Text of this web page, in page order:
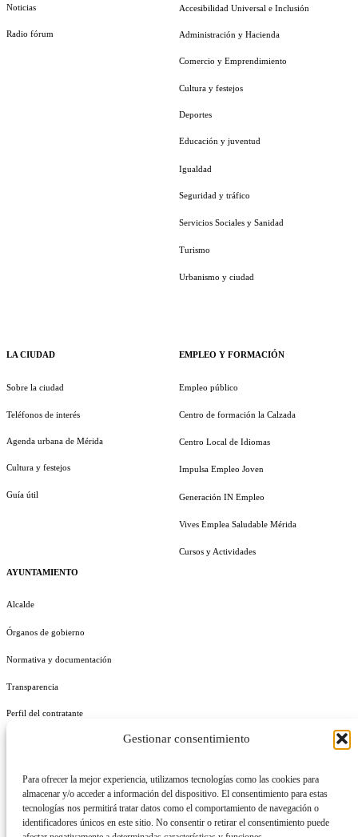
Gestionar consentimiento
Para ofrecer la mejor experiencia, utilizamos tecnologías como las cookies para
almacenar y/o acceder a información del dispositivo. El consentimiento para estas
tecnologías nos permitirá tratar datos como el comportamiento de navegación o
identificadores únicos en este sitio. No consentir o retirar el consentimiento puede
Noticias
Radio fórum
LA CIUDAD
Sobre la ciudad
Teléfonos de interés
Agenda urbana de Mérida
Cultura y festejos
Guía útil
AYUNTAMIENTO
Alcalde
Órganos de gobierno
Normativa y documentación
Transparencia
Perfil del contratante
Accesibilidad Universal e Inclusión
Administración y Hacienda
Comercio y Emprendimiento
Cultura y festejos
Deportes
Educación y juventud
Igualdad
Seguridad y tráfico
Servicios Sociales y Sanidad
Turismo
Urbanismo y ciudad
EMPLEO Y FORMACIÓN
Empleo público
Centro de formación la Calzada
Centro Local de Idiomas
Impulsa Empleo Joven
Generación IN Empleo
Vives Emplea Saludable Mérida
Cursos y Actividades